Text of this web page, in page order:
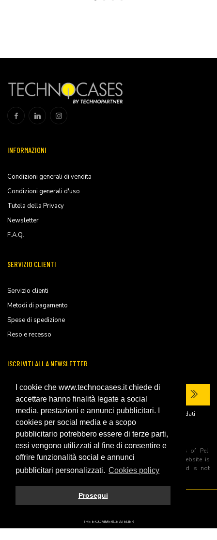
I cookie che www.technocases.it chiede di
accettare hanno finalità legate a social
media, prestazioni e annunci pubblicitari. I
cookies per social media e a scopo
pubblicitario potrebbero essere di terze parti,
essi vengono utilizzati al fine di consentire e
offrire funzionalità social e annunci
pubblicitari personalizzati. Cookies policy
Prosegui
INFORMAZIONI
Condizioni generali di vendita
Condizioni generali d'uso
Tutela della Privacy
Newsletter
F.A.Q.
SERVIZIO CLIENTI
Servizio clienti
Metodi di pagamento
Spese di spedizione
Reso e recesso
ISCRIVITI ALLA NEWSLETTER
Ho letto laprivacy policy del sito e acconsento al trattamento dei miei dati
personali per ricevere comunicazioni commerciali.
All trademarks are registered and/or unregistered trademarks of Peli
Products, S.L.U. its parents, subsiadiries and affiliates. This website is
independently owned and operated by Technopartner SRL and is not
owned by Peli Products, S.L.U
© 2026 Technopartner SRL - All rights reserved